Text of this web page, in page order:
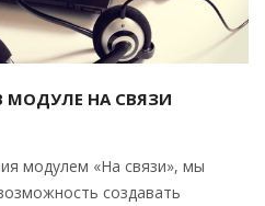
МОДУЛЕ НА СВЯЗИ
модулем «На связи», мы
создавать